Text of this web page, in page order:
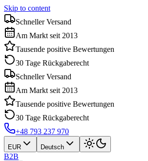
Skip to content
Schneller Versand
Am Markt seit 2013
Tausende positive Bewertungen
30 Tage Rückgaberecht
Schneller Versand
Am Markt seit 2013
Tausende positive Bewertungen
30 Tage Rückgaberecht
+48 793 237 970
EUR Deutsch
B2B